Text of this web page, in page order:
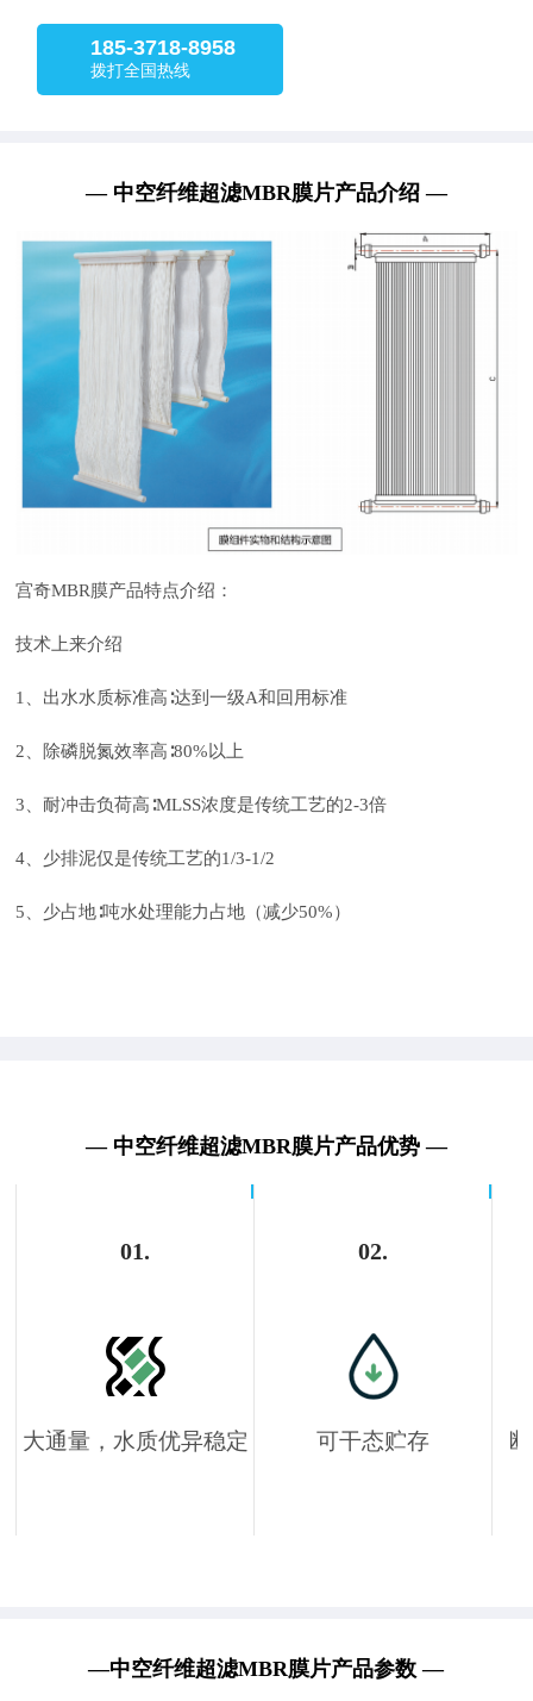
185-3718-8958
拨打全国热线
— 中空纤维超滤MBR膜片产品介绍 —
宫奇MBR膜产品特点介绍：
技术上来介绍
1、出水水质标准高∶达到一级A和回用标准
2、除磷脱氮效率高∶80%以上
3、耐冲击负荷高∶MLSS浓度是传统工艺的2-3倍
4、少排泥仅是传统工艺的1/3-1/2
5、少占地∶吨水处理能力占地（减少50%）
— 中空纤维超滤MBR膜片产品优势 —
01.
大通量，水质优异稳定
02.
可干态贮存
—中空纤维超滤MBR膜片产品参数 —